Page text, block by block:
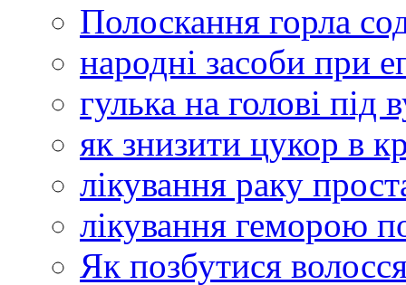
Полоскання горла
народні засоби при
гулька на голові під
як знизити цукор в
лікування раку
лікування геморою
Як позбутися